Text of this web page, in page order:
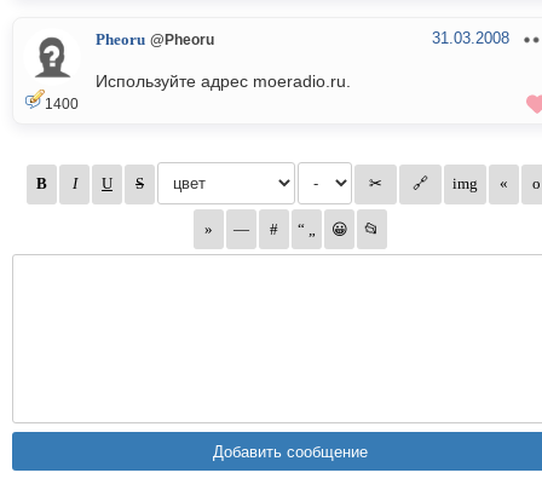
1400
Pheoru @Pheoru 31.03.2008
Используйте адрес moeradio.ru.